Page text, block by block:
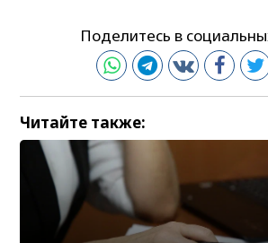
Поделитесь в
Читайте также: